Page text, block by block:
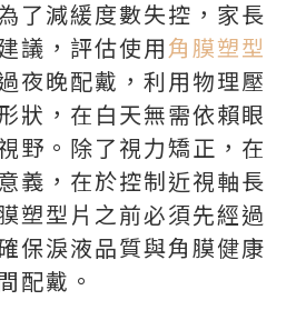
了減緩度數失控，家長
議，評估使用角膜塑型
夜晚配戴，利用物理壓
狀，在白天無需依賴眼
野。除了視力矯正，在
義，在於控制近視軸長
塑型片之前必須先經過
保淚液品質與角膜健康
配戴。